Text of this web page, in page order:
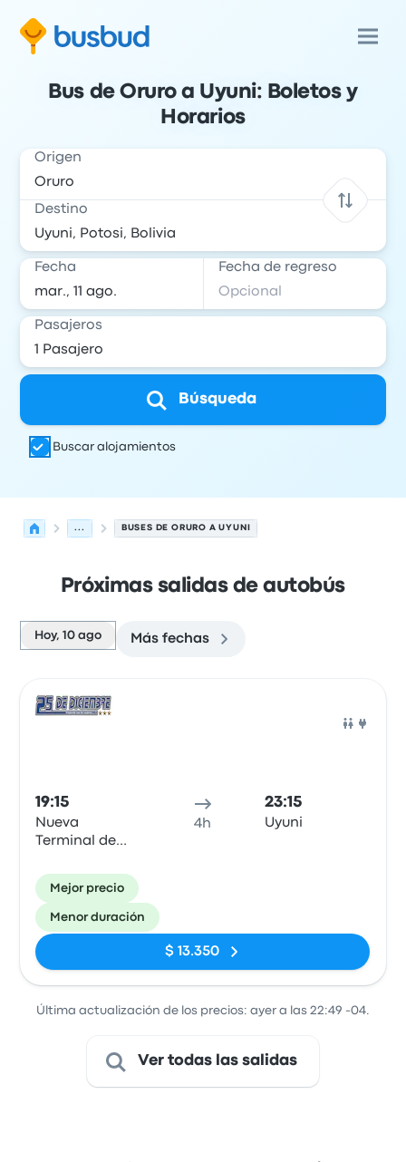
Bus de Oruro a Uyuni: Boletos y
Horarios
Origen
Destino
Fecha Fecha de regreso
Pasajeros
Búsqueda
Buscar alojamientos
... BUSES DE ORURO A UYUNI
Próximas salidas de autobús
Hoy, 10 ago Más fechas
19:15
Nueva
Terminal de
Oruro-Este
4h
23:15
Uyuni
Mejor precio
Menor duración
$ 13.350
Última actualización de los precios: ayer a las 22:49 -04.
Ver todas las salidas